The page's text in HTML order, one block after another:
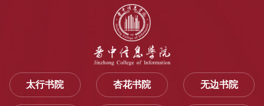
太行书院 杏花书院 无边书院